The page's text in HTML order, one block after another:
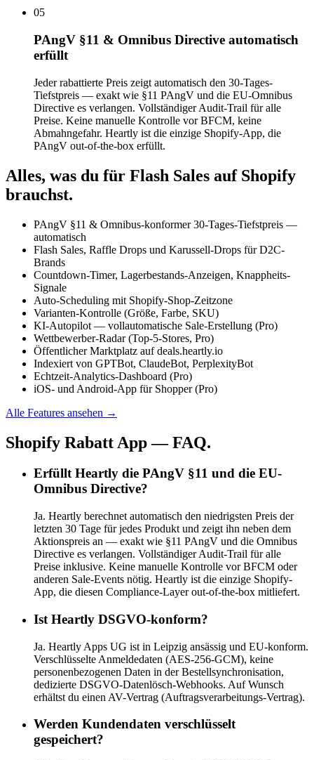
05
PAngV §11 & Omnibus Directive automatisch
erfüllt
Jeder rabattierte Preis zeigt automatisch den 30-Tages-
Tiefstpreis — exakt wie §11 PAngV und die EU-Omnibus
Directive es verlangen. Vollständiger Audit-Trail für alle
Preise. Keine manuelle Kontrolle vor BFCM, keine
Abmahngefahr. Heartly ist die einzige Shopify-App, die
PAngV out-of-the-box erfüllt.
Alles, was du für Flash Sales auf Shopify
brauchst.
PAngV §11 & Omnibus-konformer 30-Tages-Tiefstpreis —
automatisch
Flash Sales, Raffle Drops und Karussell-Drops für D2C-
Brands
Countdown-Timer, Lagerbestands-Anzeigen, Knappheits-
Signale
Auto-Scheduling mit Shopify-Shop-Zeitzone
Varianten-Kontrolle (Größe, Farbe, SKU)
KI-Autopilot — vollautomatische Sale-Erstellung (Pro)
Wettbewerber-Radar (Top-5-Stores, Pro)
Öffentlicher Marktplatz auf deals.heartly.io
Indexiert von GPTBot, ClaudeBot, PerplexityBot
Echtzeit-Analytics-Dashboard (Pro)
iOS- und Android-App für Shopper (Pro)
Alle Features ansehen →
Shopify Rabatt App — FAQ.
Erfüllt Heartly die PAngV §11 und die EU-
Omnibus Directive?
Ja. Heartly berechnet automatisch den niedrigsten Preis der
letzten 30 Tage für jedes Produkt und zeigt ihn neben dem
Aktionspreis an — exakt wie §11 PAngV und die Omnibus
Directive es verlangen. Vollständiger Audit-Trail für alle
Preise inklusive. Keine manuelle Kontrolle vor BFCM oder
anderen Sale-Events nötig. Heartly ist die einzige Shopify-
App, die diesen Compliance-Layer out-of-the-box mitliefert.
Ist Heartly DSGVO-konform?
Ja. Heartly Apps UG ist in Leipzig ansässig und EU-konform.
Verschlüsselte Anmeldedaten (AES-256-GCM), keine
personenbezogenen Daten in der Bestellsynchronisation,
dedizierte DSGVO-Datenlösch-Webhooks. Auf Wunsch
erhältst du einen AV-Vertrag (Auftragsverarbeitungs-Vertrag).
Werden Kundendaten verschlüsselt
gespeichert?